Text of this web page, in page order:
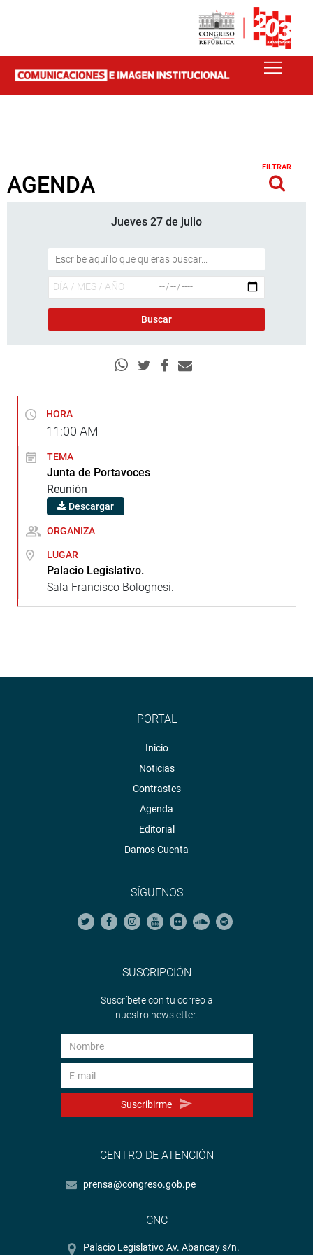
AGENDA
FILTRAR
Jueves 27 de julio
HORA
11:00 AM
TEMA
Junta de Portavoces
Reunión
Descargar
ORGANIZA
LUGAR
Palacio Legislativo.
Sala Francisco Bolognesi.
PORTAL
Inicio
Noticias
Contrastes
Agenda
Editorial
Damos Cuenta
SÍGUENOS
SUSCRIPCIÓN
Suscríbete con tu correo a
nuestro newsletter.
Suscribirme
CENTRO DE ATENCIÓN
prensa@congreso.gob.pe
CNC
Palacio Legislativo Av. Abancay s/n.